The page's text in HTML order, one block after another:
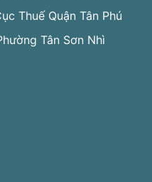
chosen
the
Thuế Quận Tân Phú
Tân Sơn Nhì